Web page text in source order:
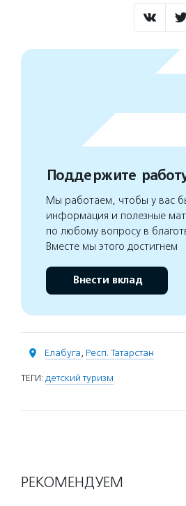
Поддержите
Мы работаем, чтобы у вас
информация и полезные
по любому вопросу в
Вместе мы этого достигнем
Внести вклад
Елабуга, Респ. Татарстан
ТЕГИ: детский туризм
РЕКОМЕНДУЕМ